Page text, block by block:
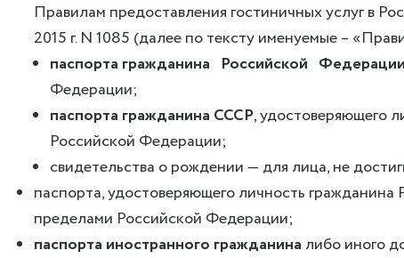
Правилам предоставления гостиничных услуг в
2015 г. N 1085 (далее по тексту именуемые –
паспорта гражданина Российской Федерации
Федерации;
паспорта гражданина СССР, удостоверяющего
Российской Федерации;
свидетельства о рождении — для лица, не
паспорта, удостоверяющего личность
пределами Российской Федерации;
паспорта иностранного гражданина либо иного